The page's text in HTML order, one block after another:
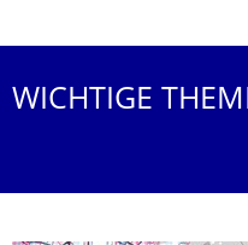
WICHTIGE